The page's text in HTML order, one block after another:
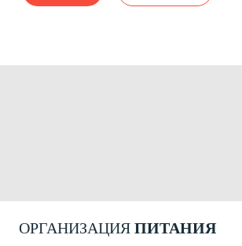
ОРГАНИЗАЦИЯ ПИТАНИЯ